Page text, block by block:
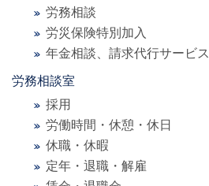
労務相談
労災保険特別加入
年金相談、請求代行サービス
労務相談室
採用
労働時間・休憩・休日
休職・休暇
定年・退職・解雇